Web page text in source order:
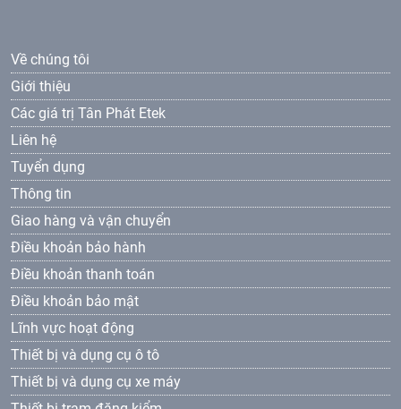
Về chúng tôi
Giới thiệu
Các giá trị Tân Phát Etek
Liên hệ
Tuyển dụng
Thông tin
Giao hàng và vận chuyển
Điều khoản bảo hành
Điều khoản thanh toán
Điều khoản bảo mật
Lĩnh vực hoạt động
Thiết bị và dụng cụ ô tô
Thiết bị và dụng cụ xe máy